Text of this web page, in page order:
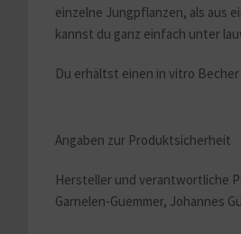
einzelne Jungpflanzen, als aus
kannst du ganz einfach unter
Du erhältst einen in vitro
Angaben zur Produktsicherheit
Hersteller und verantwortliche
Garnelen-Guemmer, Johannes